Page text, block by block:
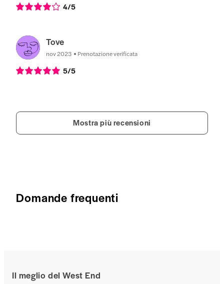
4/5
Tove
nov 2023 Prenotazione verificata
5/5
Mostra più recensioni
Domande frequenti
Il meglio del West End